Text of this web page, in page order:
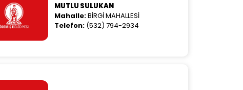
MUTLU SULUKAN
Mahalle:BİRGİ MAHALLESİ
Telefon:(532) 794-2934